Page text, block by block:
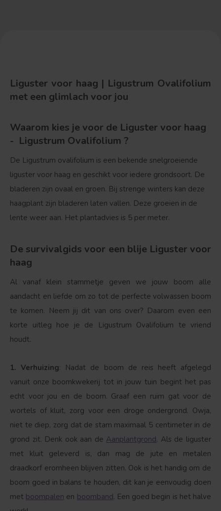
Liguster voor haag | Ligustrum Ovalifolium
met een glimlach voor jou
Waarom kies je voor de Liguster voor haag
- Ligustrum Ovalifolium ?
De Ligustrum ovalifolium is een bekende snelgroeiende
liguster voor haag en geschikt voor iedere grondsoort. De
bladeren zijn ovaal en groen. Bij strenge winters kan deze
haagplant zijn bladeren laten vallen. Deze groeien in de
lente weer aan. Het plantadvies is 5 per meter.
De survivalgids voor een blije Liguster voor
haag
Al vanaf klein stammetje geven we jouw boom alle
aandacht en liefde om zo tot de perfecte volwassen boom
te komen. Neem jij dit van ons over? Daarom even een
korte uitleg hoe je de Ligustrum Ovalifolium te vriend
houdt.
1. Verhuizing: Nadat de boom de reis heeft afgelegd
vanuit onze boomkwekerij tot in jouw tuin begint het pas
echt voor jou en de boom. Graaf een ruim gat voor de
wortels of kluit, zorg voor een droge ondergrond. Owja,
niet te diep, zorg dat de stam maximaal 5 centimeter in de
grond zit. Denk ook aan de Aanplantgrond. Als de liguster
met kluit geleverd is, dan mag de jute en metalen
draadkorf eromheen blijven zitten. Ook is het handig om de
boom goed in balans te houden, dit kan je eenvoudig doen
met boompalen en boomband. Een goed begin is het halve
Bolvorm Verspreide vorm